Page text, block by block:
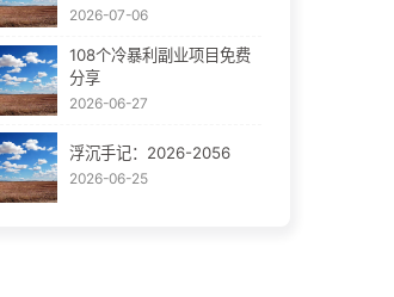
2026-07-06
108个冷暴利副业项目免费
分享
2026-06-27
浮沉手记：2026-2056
2026-06-25